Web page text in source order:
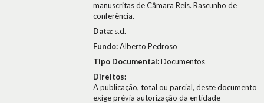
manuscritas de Câmara Reis. Rascunho de
conferência.
Data: s.d.
Fundo:Alberto Pedroso
Tipo Documental:Documentos
Direitos:
A publicação, total ou parcial, deste documento
exige prévia autorização da entidade